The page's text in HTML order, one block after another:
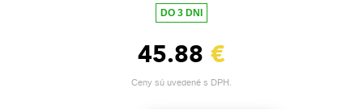
DO 3 DNI
45.88 €
Ceny sú uvedené s DPH.